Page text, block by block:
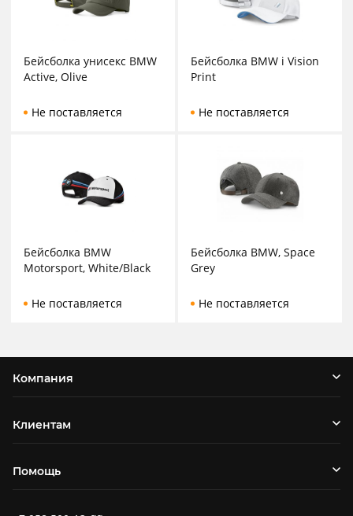
Бейсболка унисекс BMW
Active, Olive
Не поставляется
Бейсболка BMW i Vision
Print
Не поставляется
Бейсболка BMW
Motorsport, White/Black
Не поставляется
Бейсболка BMW, Space
Grey
Не поставляется
Компания
Клиентам
Помощь